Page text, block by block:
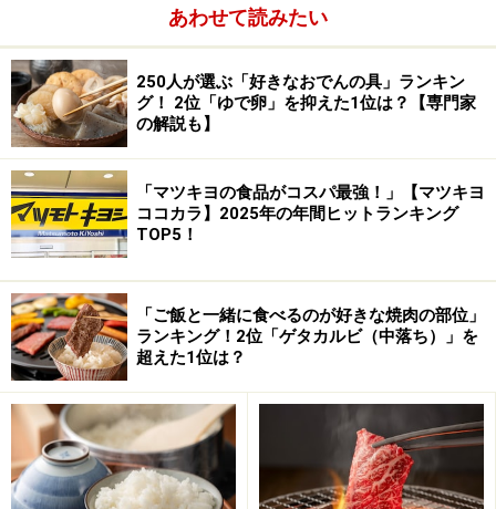
あわせて読みたい
250人が選ぶ「好きなおでんの具」ランキン
グ！ 2位「ゆで卵」を抑えた1位は？【専門家
の解説も】
「マツキヨの食品がコスパ最強！」【マツキヨ
ココカラ】2025年の年間ヒットランキング
TOP5！
「ご飯と一緒に食べるのが好きな焼肉の部位」
ランキング！2位「ゲタカルビ（中落ち）」を
超えた1位は？